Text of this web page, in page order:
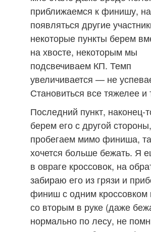
приближаемся к финишу,
появляться другие
некоторые пункты берем
на хвосте, некоторым мы
подсвечиваем КП. Темп
увеличивается — не
Становиться все тяжелее и
Последний пункт, наконец-
берем его с другой
пробегаем мимо финиша,
хочется больше бежать. Я
в овраге кроссовок, на
забираю его из грязи и
финиш с одним кроссовком
со вторым в руке (даже
нормально по лесу, не